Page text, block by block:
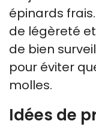
épinards
de légèreté et
de bien
pour éviter
molles.
Idées de